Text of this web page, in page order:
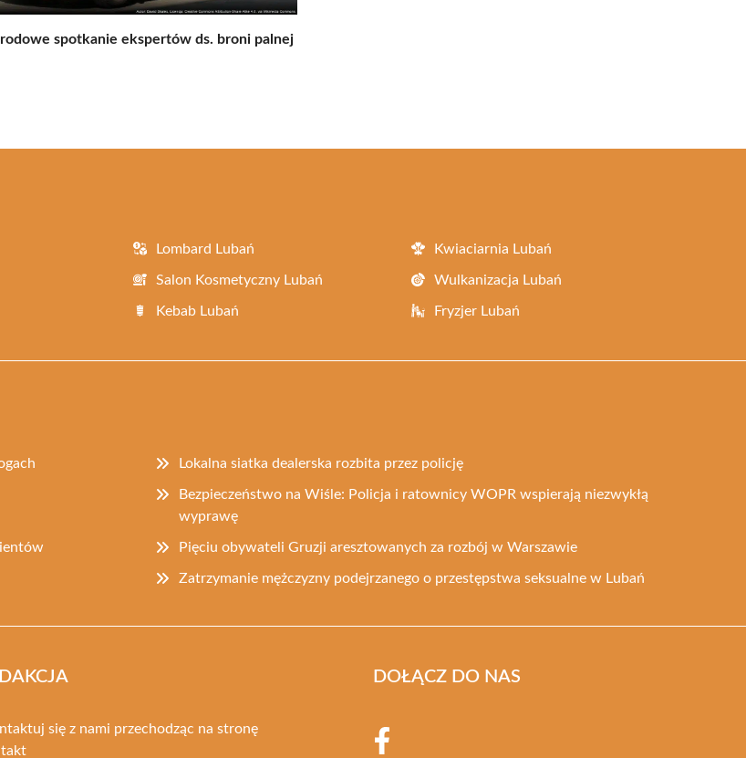
spotkanie ekspertów ds. broni palnej
Lombard Lubań Kwiaciarnia Lubań
Salon Kosmetyczny Lubań Wulkanizacja Lubań
Kebab Lubań Fryzjer Lubań
Lokalna siatka dealerska rozbita przez policję
Bezpieczeństwo na Wiśle: Policja i ratownicy WOPR wspierają niezwykłą
wyprawę
Pięciu obywateli Gruzji aresztowanych za rozbój w Warszawie
Zatrzymanie mężczyzny podejrzanego o przestępstwa seksualne w Lubań
się z nami przechodząc na stronę
DOŁĄCZ DO NAS